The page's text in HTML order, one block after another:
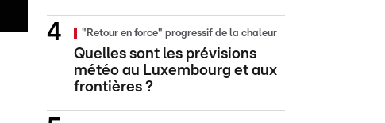
"Retour en force" progressif de la chaleur
Quelles sont les prévisions
météo au Luxembourg et aux
frontières ?